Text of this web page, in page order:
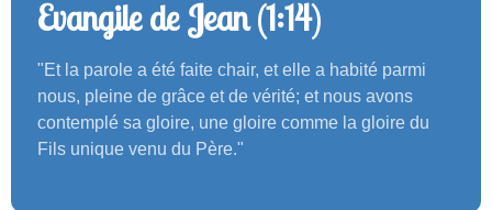
Evangile de Jean (1:14)
"Et la parole a été faite chair, et elle a habité parmi
nous, pleine de grâce et de vérité; et nous avons
contemplé sa gloire, une gloire comme la gloire du
Fils unique venu du Père."